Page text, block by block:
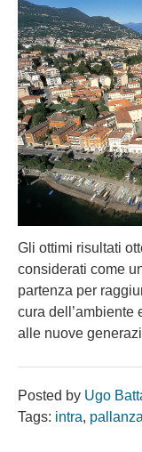
Gli ottimi risultati
considerati come
partenza per
cura dell’ambiente
alle nuove
Posted by Ugo
Tags: intra, pallanza